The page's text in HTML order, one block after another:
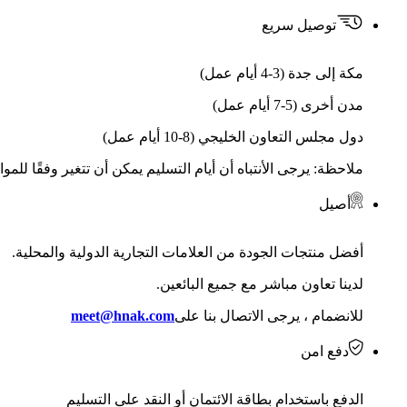
توصيل سريع
مكة إلى جدة (3-4 أيام عمل)
مدن أخرى (5-7 أيام عمل)
دول مجلس التعاون الخليجي (8-10 أيام عمل)
ملاحظة: يرجى الأنتباه أن أيام التسليم يمكن أن تتغير وفقًا
أصيل
أفضل منتجات الجودة من العلامات التجارية الدولية والمحلية.
لدينا تعاون مباشر مع جميع البائعين.
للانضمام ، يرجى الاتصال بنا علىmeet@hnak.com
دفع امن
الدفع باستخدام بطاقة الائتمان أو النقد على التسليم